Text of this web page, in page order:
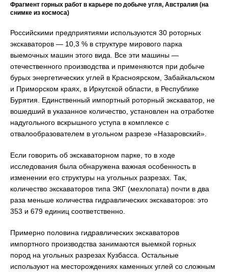
Фрагмент горных работ в карьере по добыче угля, Австралия (на
снимке из космоса)
Российскими предприятиями используются 30 роторных
экскаваторов — 10,3 % в структуре мирового парка
выемочных машин этого вида. Все эти машины —
отечественного производства и применяются при добыче
бурых энергетических углей в Красноярском, Забайкальском
и Приморском краях, в Иркутской области, в Республике
Бурятия. Единственный импортный роторный экскаватор, не
вошедший в указанное количество, установлен на отработке
надугольного вскрышного уступа в комплексе с
отвалообразователем в угольном разрезе «Назаровский».
Если говорить об экскаваторном парке, то в ходе
исследования была обнаружена важная особенность в
изменении его структуры на угольных разрезах. Так,
количество экскаваторов типа ЭКГ (мехлопата) почти в два
раза меньше количества гидравлических экскаваторов: это
353 и 679 единиц соответственно.
Примерно половина гидравлических экскаваторов
импортного производства занимаются выемкой горных
пород на угольных разрезах Кузбасса. Остальные
используют на месторождениях каменных углей со сложным